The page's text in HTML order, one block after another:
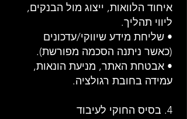
איחוד הלוואות, ייצוג מול הבנקים,
ליווי תהליך.
• שליחת מידע שיווקי/עדכונים
(כאשר ניתנה הסכמה מפורשת).
• אבטחת האתר, מניעת הונאות,
עמידה בחובת רגולציה.
4. בסיס החוקי לעיבוד